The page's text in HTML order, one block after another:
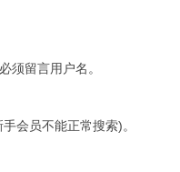
须留言用户名。
会员不能正常搜索)。